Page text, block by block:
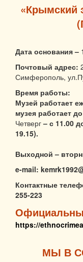
«Крымский
Дата основания –
Почтовый адрес:
Симферополь,
Время работы:
Музей работает
музея работает
Четверг– с 11.00
19.15).
Выходной –
e-mail:
Контактные
255-223
https://
МЫ В